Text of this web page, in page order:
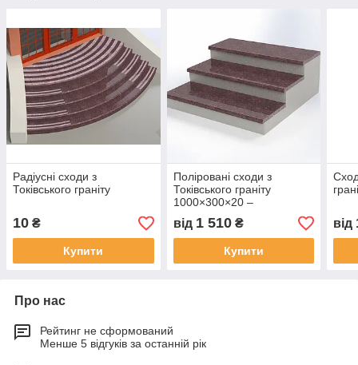
Радіусні сходи з
Токівського граніту
10 ₴
Купити
Поліровані сходи з
Токівського граніту
1000×300×20 –
від 1 510₴
Купити
від
Про нас
Рейтинг не сформований
Менше 5 відгуків за останній рік